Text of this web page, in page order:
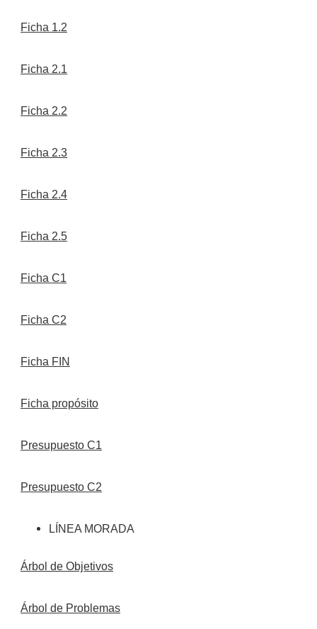
Ficha 1.2
Ficha 2.1
Ficha 2.2
Ficha 2.3
Ficha 2.4
Ficha 2.5
Ficha C1
Ficha C2
Ficha FIN
Ficha propósito
Presupuesto C1
Presupuesto C2
LÍNEA MORADA
Árbol de Objetivos
Árbol de Problemas